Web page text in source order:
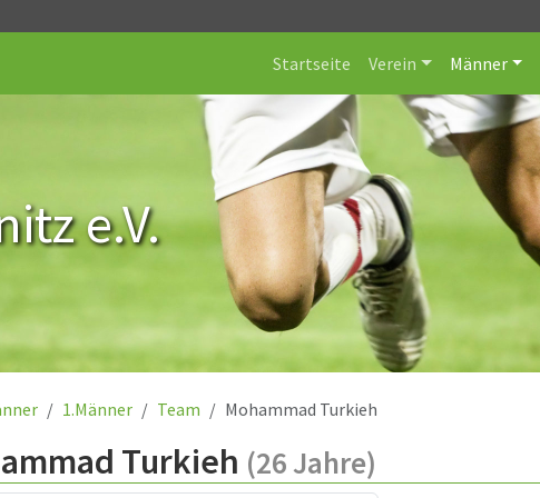
Startseite Verein Männer
e.V.
1.Männer Team Mohammad Turkieh
Turkieh (26 Jahre)